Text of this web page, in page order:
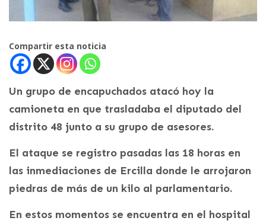
Compartir esta noticia
Un grupo de encapuchados atacó hoy la
camioneta en que trasladaba el diputado del
distrito 48 junto a su grupo de asesores.
El ataque se registro pasadas las 18 horas en
las inmediaciones de Ercilla donde le arrojaron
piedras de más de un kilo al parlamentario.
En estos momentos se encuentra en el hospital